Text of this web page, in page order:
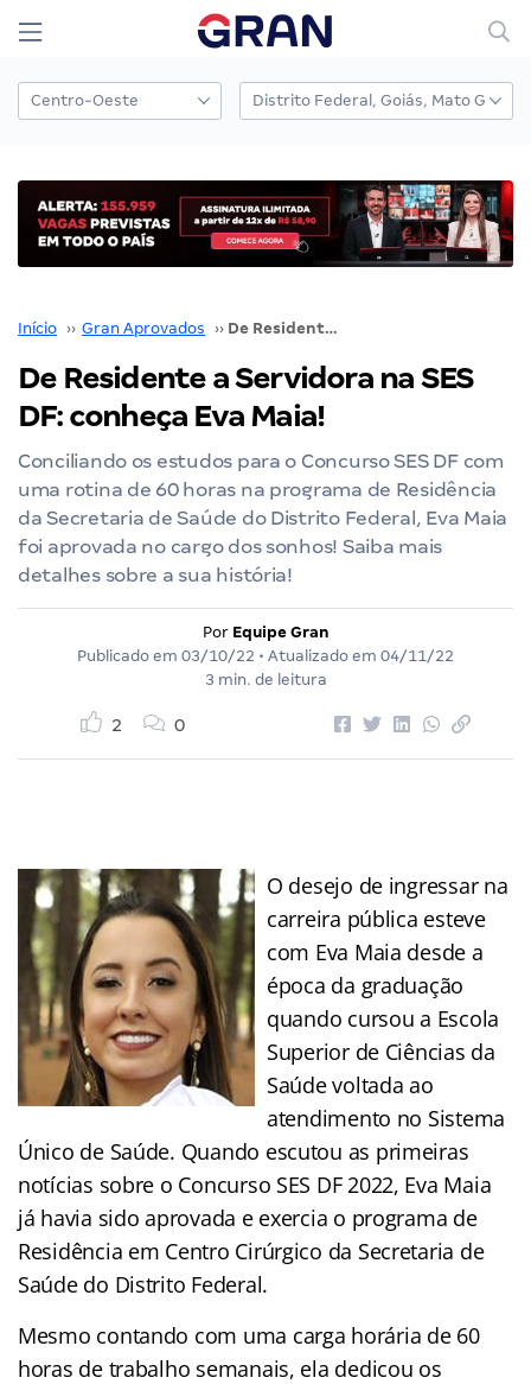
Início ›› Gran Aprovados ›› De Residente a Servidora na SES DF: conheça Eva Maia!
De Residente a Servidora na SES
DF: conheça Eva Maia!
Conciliando os estudos para o Concurso SES DF com
uma rotina de 60 horas na programa de Residência
da Secretaria de Saúde do Distrito Federal, Eva Maia
foi aprovada no cargo dos sonhos! Saiba mais
detalhes sobre a sua história!
Por Equipe Gran
Publicado em 03/10/22 • Atualizado em 04/11/22
3 min. de leitura
2 0
O desejo de ingressar na
carreira pública esteve
com Eva Maia desde a
época da graduação
quando cursou a Escola
Superior de Ciências da
Saúde voltada ao
atendimento no Sistema
Único de Saúde. Quando escutou as primeiras
notícias sobre o Concurso SES DF 2022, Eva Maia
já havia sido aprovada e exercia o programa de
Residência em Centro Cirúrgico da Secretaria de
Saúde do Distrito Federal.
Mesmo contando com uma carga horária de 60
horas de trabalho semanais, ela dedicou os